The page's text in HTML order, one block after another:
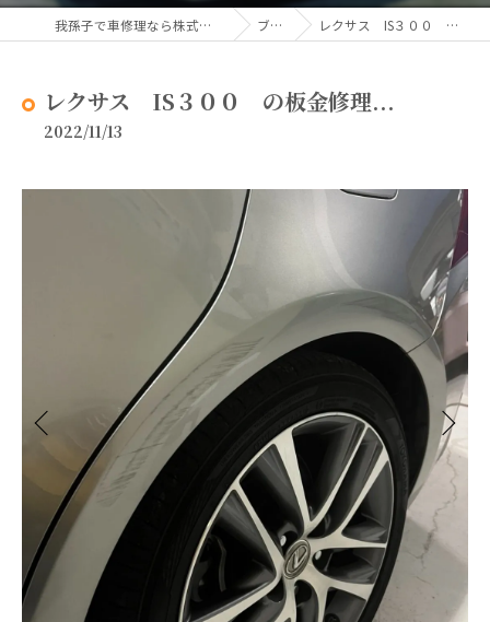
我孫子で車修理なら株式会社M.A.Works ブログ レクサス IS３００ の板金修理...
レクサス IS３００ の板金修理...
2022/11/13